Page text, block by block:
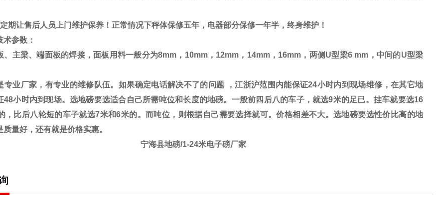
期让售后人员上门维护保养！正常情况下秤体保修五年，电器部分保修一年半，终身维护！
参数：
、主梁、端面板的焊接，面板用料一般分为8mm ， 10mm， 12mm ， 14mm， 16mm ，两侧U型梁6 mm ，中间的U型梁
专业厂家，有专业的维修队伍。如果确定电话解决不了的问题 ，江浙沪范围内能保证24小时内到现场维修，在其它地
48小时内到现场。选地磅要选适合自己所需吨位和长度的地磅。一般前四后八的车子，就选9米的足已。挂车就要选16
，比后八轮短的车子就选7米和6米的。而吨位，则根据自己需要选择就可。价格相差不大。选地磅要选性价比高的地
质量好，还有就是价格实惠。
宁海县地磅/1-24米电子磅厂家